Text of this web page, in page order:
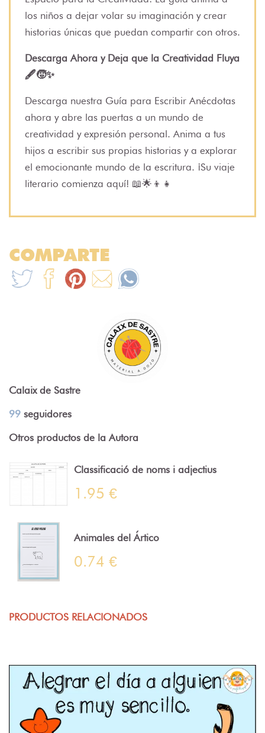
los niños a dejar volar su imaginación y crear
historias únicas que puedan compartir con otros.
Descarga Ahora y Deja que la Creatividad Fluya
🖋️🧒✨
Descarga nuestra Guía para Escribir Anécdotas
ahora y abre las puertas a un mundo de
creatividad y expresión personal. Anima a tus
hijos a escribir sus propias historias y a explorar
el emocionante mundo de la escritura. ¡Su viaje
literario comienza aquí! 📖🌟👦👧
COMPARTE
Calaix de Sastre
99 seguidores
Otros productos de la Autora
Classificació de noms i adjectius
1.95 €
Animales del Ártico
0.74 €
PRODUCTOS RELACIONADOS